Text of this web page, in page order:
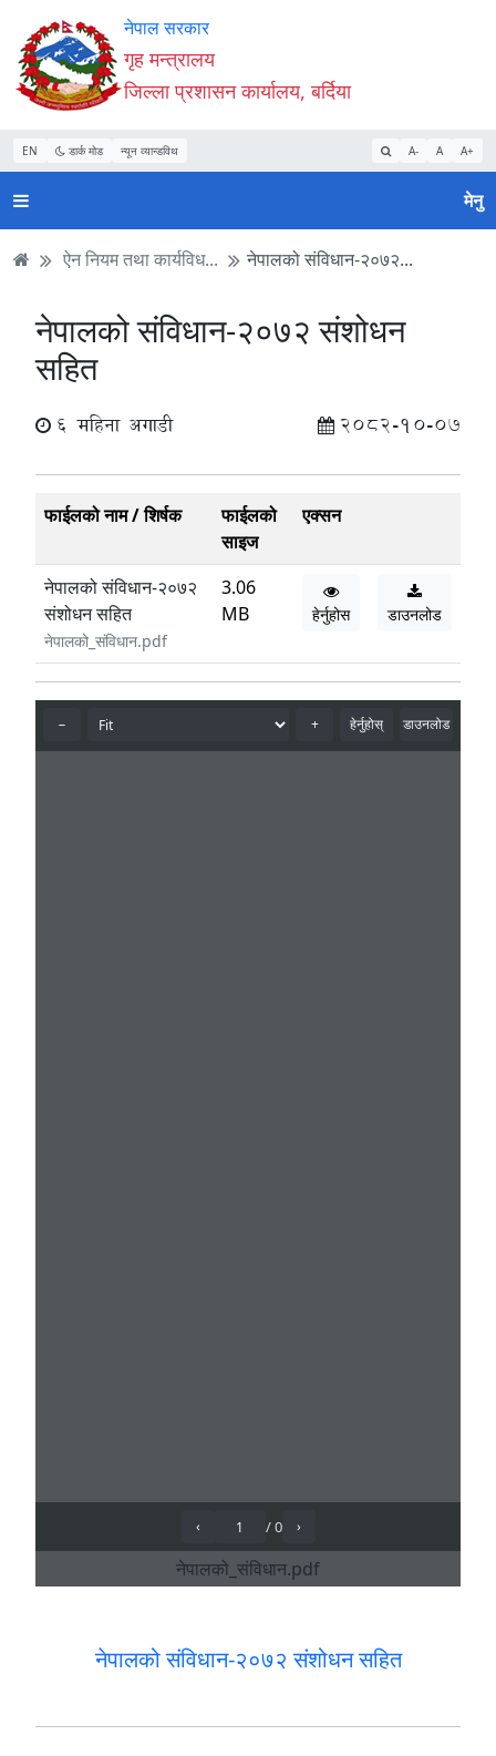
Accessibility
Mode
सुरु
गर्नुहोस्
सामाग्री
पढ्नुहाेस्
नेभिगेसन
पढ्नुहाेस्
वेबसाइट
खोजमा
जानुहोस्
नेपाल सरकार
गृह मन्त्रालय
जिल्ला प्रशासन कार्यालय, बर्दिया
EN डार्क मोड न्यून व्यान्डविथ A- A A+
मेनु
ऐन नियम तथा कार्यविध... नेपालको संविधान-२०७२...
नेपालको संविधान-२०७२ संशोधन
सहित
6 महिना अगाडी 2082-10-07
फाईलको नाम / शिर्षक
फाईलको
साइज
एक्सन
नेपालको संविधान-२०७२
संशोधन सहित
नेपालको_संविधान.pdf
3.06
MB
हेर्नुहोस डाउनलोड
नेपालको संविधान-२०७२ संशोधन सहित